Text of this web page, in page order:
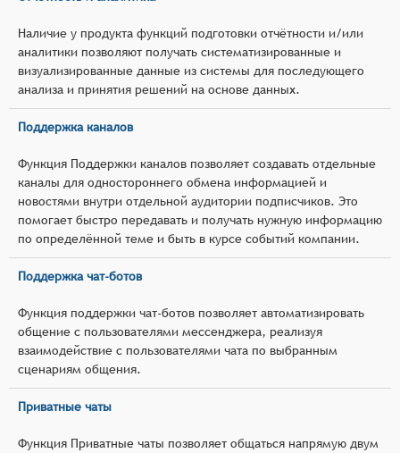
Наличие у продукта функций подготовки отчётности и/или
аналитики позволяют получать систематизированные и
визуализированные данные из системы для последующего
анализа и принятия решений на основе данных.
Поддержка каналов
Функция Поддержки каналов позволяет создавать отдельные
каналы для одностороннего обмена информацией и
новостями внутри отдельной аудитории подписчиков. Это
помогает быстро передавать и получать нужную информацию
по определённой теме и быть в курсе событий компании.
Поддержка чат-ботов
Функция поддержки чат-ботов позволяет автоматизировать
общение с пользователями мессенджера, реализуя
взаимодействие с пользователями чата по выбранным
сценариям общения.
Приватные чаты
Функция Приватные чаты позволяет общаться напрямую двум